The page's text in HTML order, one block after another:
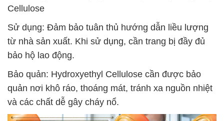
Cellulose
Sử dụng: Đảm bảo tuân thủ hướng dẫn liều lượng
từ nhà sản xuất. Khi sử dụng, cần trang bị đầy đủ
bảo hộ lao động.
Bảo quản: Hydroxyethyl Cellulose cần được bảo
quản nơi khô ráo, thoáng mát, tránh xa nguồn nhiệt
và các chất dễ gây cháy nổ.